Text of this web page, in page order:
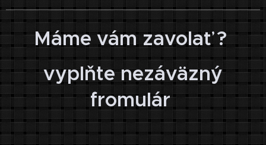
Máme vám zavolať ?
vyplňte nezáväzný
fromulár